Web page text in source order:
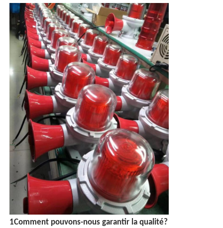
1Comment pouvons-nous garantir la qualité?